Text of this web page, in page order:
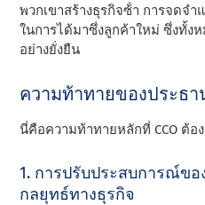
พวกเขาสร้างธุรกิจซ้ํา การจดจํ
ในการได้มาซึ่งลูกค้าใหม่ ซึ่งทั้ง
อย่างยั่งยืน
ความท้าทายของประธ
นี่คือความท้าทายหลักที่ CCO ต้อ
1. การปรับประสบการณ์ข
กลยุทธ์ทางธุรกิจ